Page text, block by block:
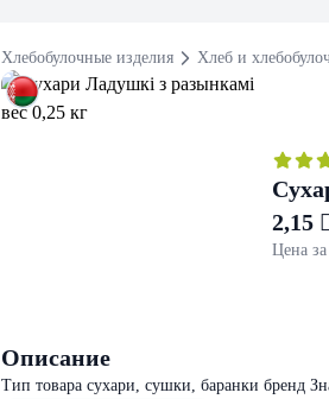
Хлебобулочные изделия Хлеб и
2,15
Цена
Описание
Тип товара сухари, сушки, баранки бренд